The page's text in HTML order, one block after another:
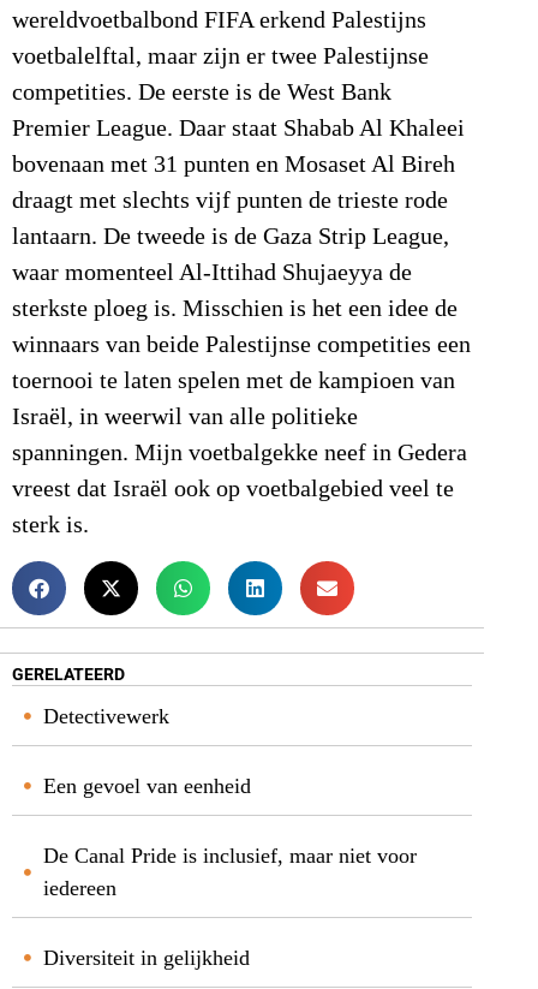
wereldvoetbalbond FIFA erkend Palestijns
voetbalelftal, maar zijn er twee Palestijnse
competities. De eerste is de West Bank
Premier League. Daar staat Shabab Al Khaleei
bovenaan met 31 punten en Mosaset Al Bireh
draagt met slechts vijf punten de trieste rode
lantaarn. De tweede is de Gaza Strip League,
waar momenteel Al-Ittihad Shujaeyya de
sterkste ploeg is. Misschien is het een idee de
winnaars van beide Palestijnse competities een
toernooi te laten spelen met de kampioen van
Israël, in weerwil van alle politieke
spanningen. Mijn voetbalgekke neef in Gedera
vreest dat Israël ook op voetbalgebied veel te
sterk is.
GERELATEERD
Detectivewerk
Een gevoel van eenheid
De Canal Pride is inclusief, maar niet voor
iedereen
Diversiteit in gelijkheid